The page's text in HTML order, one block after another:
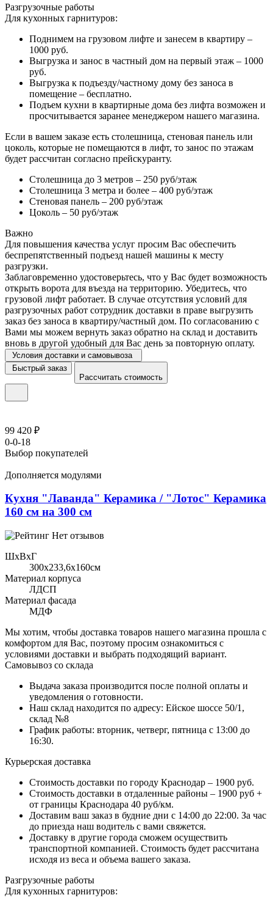
Разгрузочные работы
Для кухонных гарнитуров:
Поднимем на грузовом лифте и занесем в квартиру –
1000 руб.
Выгрузка и занос в частный дом на первый этаж – 1000
руб.
Выгрузка к подъезду/частному дому без заноса в
помещение – бесплатно.
Подъем кухни в квартирные дома без лифта возможен и
просчитывается заранее менеджером нашего магазина.
Если в вашем заказе есть столешница, стеновая панель или
цоколь, которые не помещаются в лифт, то занос по этажам
будет рассчитан согласно прейскуранту.
Столешница до 3 метров – 250 руб/этаж
Столешница 3 метра и более – 400 руб/этаж
Стеновая панель – 200 руб/этаж
Цоколь – 50 руб/этаж
Важно
Для повышения качества услуг просим Вас обеспечить
беспрепятственный подъезд нашей машины к месту
разгрузки.
Заблаговременно удостоверьтесь, что у Вас будет возможность
открыть ворота для въезда на территорию. Убедитесь, что
грузовой лифт работает. В случае отсутствия условий для
разгрузочных работ сотрудник доставки в праве выгрузить
заказ без заноса в квартиру/частный дом. По согласованию с
Вами мы можем вернуть заказ обратно на склад и доставить
вновь в другой удобный для Вас день за повторную оплату.
Условия доставки и самовывоза
Быстрый заказ
Рассчитать стоимость
99 420 ₽
0-0-18
Выбор покупателей
Дополняется модулями
Кухня "Лаванда" Керамика / "Лотос" Керамика
160 см на 300 см
Нет отзывов
ШхВхГ
300x233,6х160см
Материал корпуса
ЛДСП
Материал фасада
МДФ
Мы хотим, чтобы доставка товаров нашего магазина прошла с
комфортом для Вас, поэтому просим ознакомиться с
условиями доставки и выбрать подходящий вариант.
Самовывоз со склада
Выдача заказа производится после полной оплаты и
уведомления о готовности.
Наш склад находится по адресу: Ейское шоссе 50/1,
склад №8
График работы: вторник, четверг, пятница с 13:00 до
16:30.
Курьерская доставка
Стоимость доставки по городу Краснодар – 1900 руб.
Стоимость доставки в отдаленные районы – 1900 руб +
от границы Краснодара 40 руб/км.
Доставим ваш заказ в будние дни с 14:00 до 22:00. За час
до приезда наш водитель с вами свяжется.
Доставку в другие города сможем осуществить
транспортной компанией. Стоимость будет рассчитана
исходя из веса и объема вашего заказа.
Разгрузочные работы
Для кухонных гарнитуров: